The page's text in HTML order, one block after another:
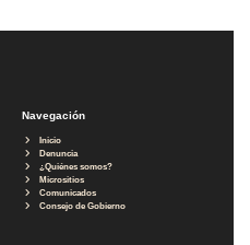
Navegación
Inicio
Denuncia
¿Quiénes somos?
Micrositios
Comunicados
Consejo de Gobierno